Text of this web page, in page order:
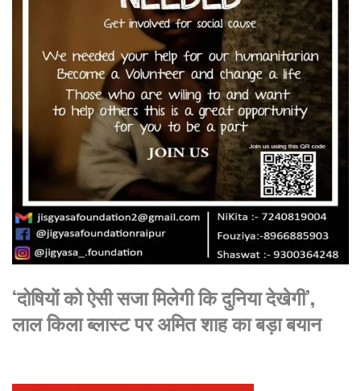
‘दोषियों को ऐसी सजा मिलेगी कि दुनिया देखेगी’,
लाल किला ब्लास्ट पर अमित शाह का बड़ा बयान